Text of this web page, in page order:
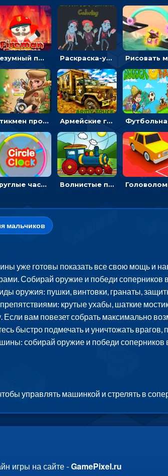
Безумный пожарный: направлять шланг, чтобы тушить горящие бревна Раскраска-ужастик: разукрась зомби и скелетов
Стикмен против Зомби: стрелять в зомби и развивать воина Армейские грузовики в пазлах: собери военную машину
Круглые часы: ловить цветную стрелку в одинаковом участке циферблата Волнистые пазлы с транспортом: собирай картинку из частей
мальчиков
уже готовы показать все свою мощь и
Собирай оружие и победи соперников
оружия: пушки, винтовки, гранаты,
крутые ухабы, шаткие
вам повезет собрать максимально
быстро подмечать и уничтожать
собирай оружие и победи
управлять машинкой и стрелять в
игры на сайте -GamePixel.ru